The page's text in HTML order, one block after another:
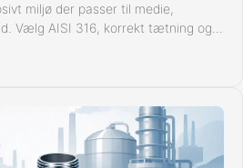
miljø der passer til medie,
Vælg AISI 316, korrekt tætning og